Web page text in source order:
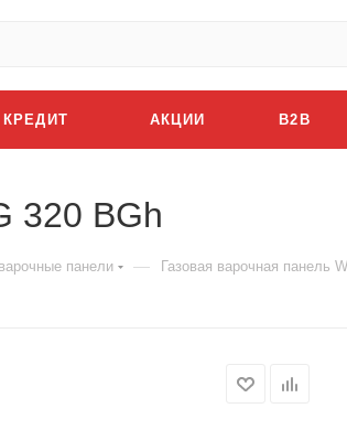
КРЕДИТ АКЦИИ B2B
320 BGh
панели — Газовая варочная панель